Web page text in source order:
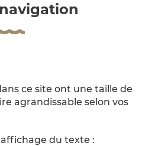
ce site ont une taille de
agrandissable selon vos
du texte :